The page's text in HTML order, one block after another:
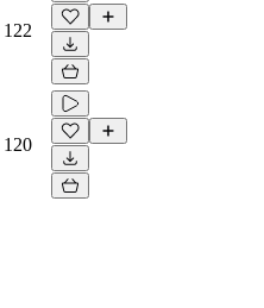
122
120